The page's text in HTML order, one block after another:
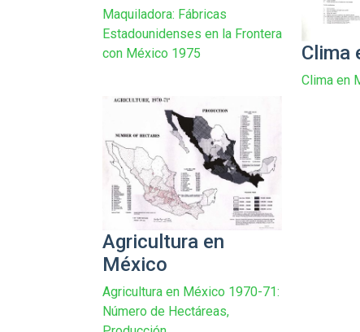
Maquiladora: Fábricas
Estadounidenses en la Frontera
con México 1975
Clima
Clima en
Agricultura en
México
Agricultura en México 1970-71:
Número de Hectáreas,